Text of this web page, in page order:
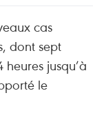
cas
dont sept
jusqu’à
le